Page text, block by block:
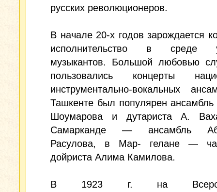
русских революционеров.
В начале 20-х годов зарождается
исполнительство в среде
музыкантов. Большой любовью
пользовались концерты
инструментально-вокальных
Ташкенте был популярен
Шоумарова и дутариста А.
Самарканде — ансамбль
Расулова, в Мар- гелане —
дойриста Алима Камилова.
В 1923 г. на